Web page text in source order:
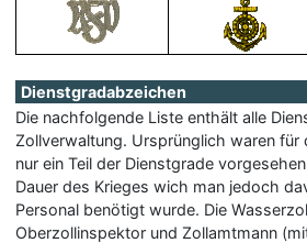
Dienstgradabzeichen
Die nachfolgende Liste enthält alle
Zollverwaltung. Ursprünglich waren für
nur ein Teil der Dienstgrade
Dauer des Krieges wich man jedoch
Personal benötigt wurde. Die
Oberzollinspektor und Zollamtmann